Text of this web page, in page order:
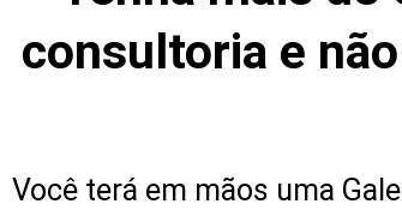
consultoria e
Você terá em mãos uma